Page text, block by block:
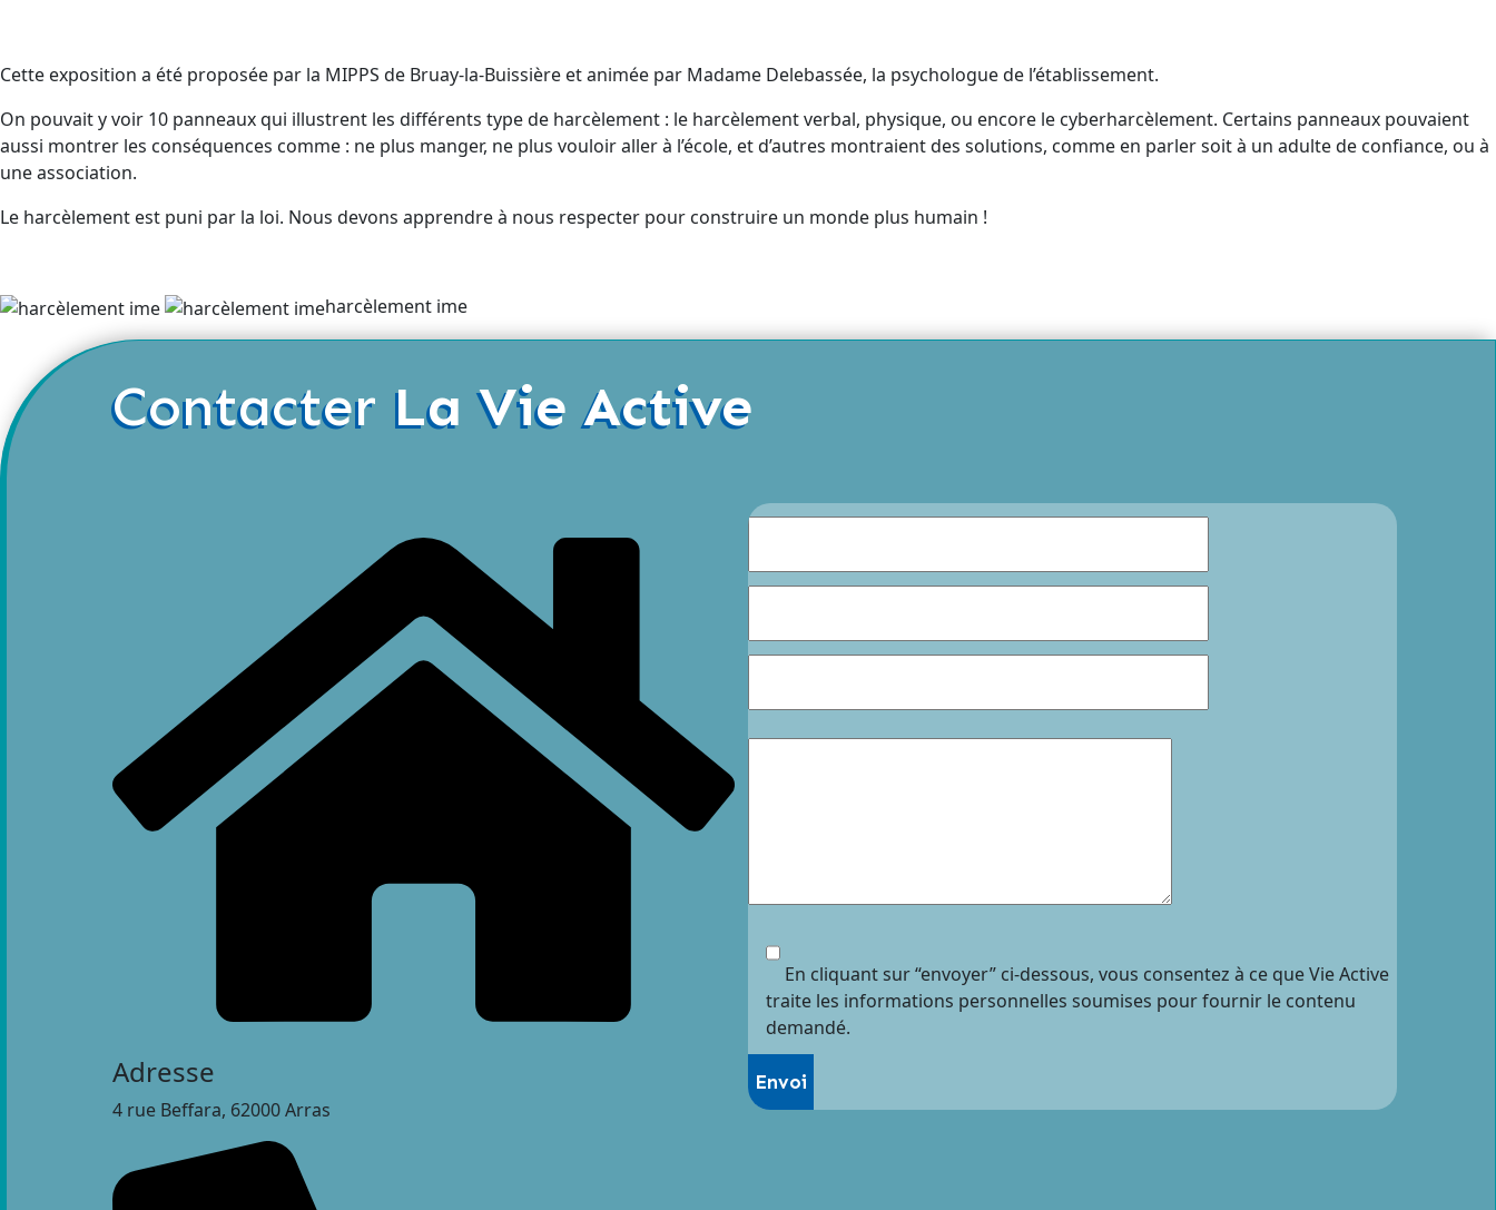
Cette exposition a été proposée par la MIPPS de Bruay-la-Buissière et animée par Madame Delebassée, la psychologue de l’établissement.
On pouvait y voir 10 panneaux qui illustrent les différents type de harcèlement : le harcèlement verbal, physique, ou encore le cyberharcèlement. Certains panneaux pouvaient
aussi montrer les conséquences comme : ne plus manger, ne plus vouloir aller à l’école, et d’autres montraient des solutions, comme en parler soit à un adulte de confiance, ou à
une association.
Le harcèlement est puni par la loi. Nous devons apprendre à nous respecter pour construire un monde plus humain !
harcèlement ime
Contacter La Vie Active
Adresse
4 rue Beffara, 62000 Arras
En cliquant sur “envoyer” ci-dessous, vous consentez à ce que Vie Active
traite les informations personnelles soumises pour fournir le contenu
demandé.